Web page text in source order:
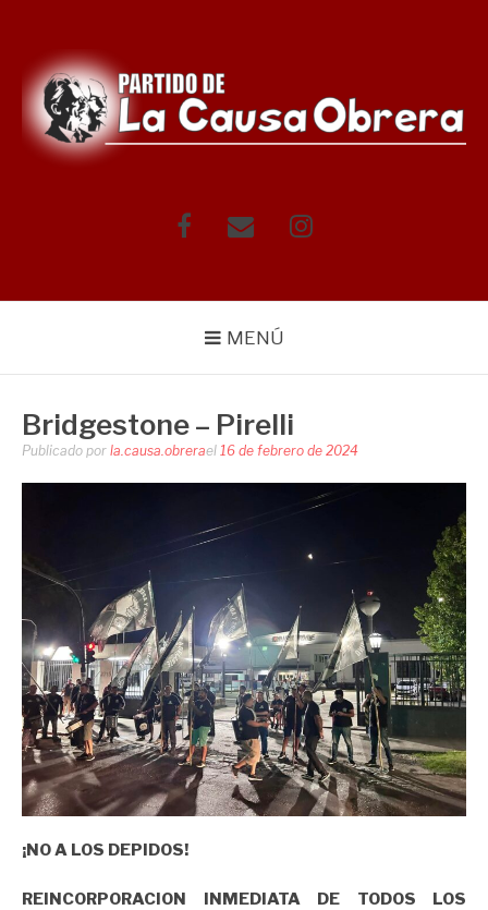
contenido
FacebookCorreo Instagram
MENÚ
Bridgestone – Pirelli
Publicado por la.causa.obrerael 16 de febrero de 2024
¡NO A LOS DEPIDOS!
REINCORPORACION INMEDIATA DE TODOS LOS